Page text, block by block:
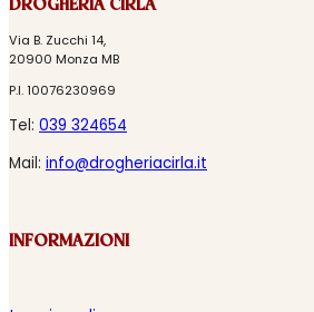
DROGHERIA CIRLA
Via B. Zucchi 14,
20900 Monza MB
P.I. 10076230969
Tel: 039 324654
Mail: info@drogheriacirla.it
INFORMAZIONI